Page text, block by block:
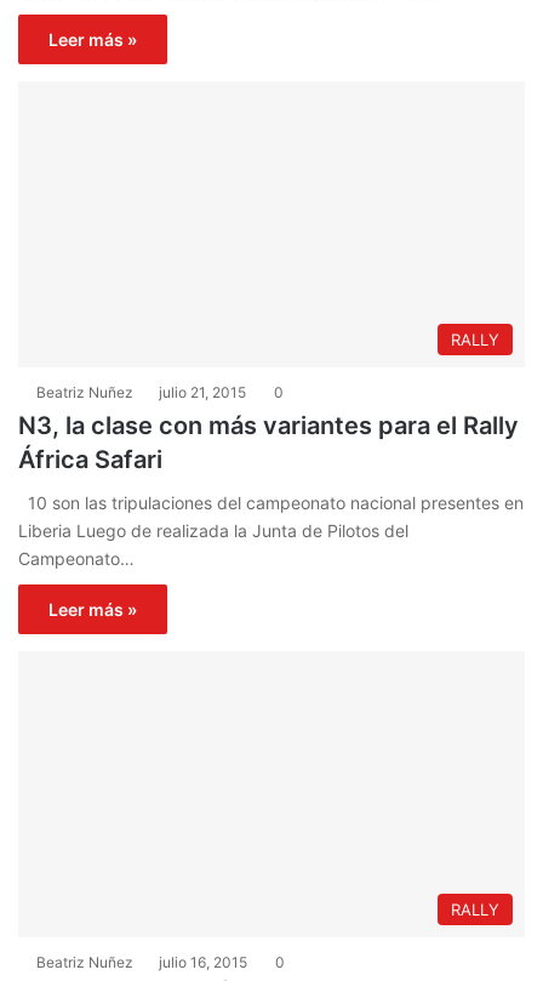
Leer más »
RALLY
Beatriz Nuñez julio 21, 2015 0
N3, la clase con más variantes para el Rally
África Safari
10 son las tripulaciones del campeonato nacional presentes en
Liberia Luego de realizada la Junta de Pilotos del
Campeonato…
Leer más »
RALLY
Beatriz Nuñez julio 16, 2015 0